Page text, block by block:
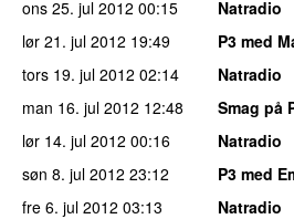
ons 25. jul 2012 00:15
Natradio
lør 21. jul 2012 19:49
P3 med
tors 19. jul 2012 02:14
Natradio
man 16. jul 2012 12:48
Smag på
lør 14. jul 2012 00:16
Natradio
søn 8. jul 2012 23:12
P3 med
fre 6. jul 2012 03:13
Natradio